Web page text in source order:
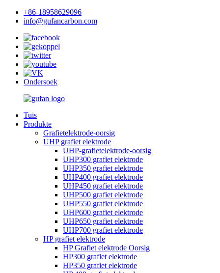
+86-18958629096
info@gufancarbon.com
Ondersoek
Tuis
Produkte
Grafietelektrode-oorsig
UHP grafiet elektrode
UHP-grafietelektrode-oorsig
UHP300 grafiet elektrode
UHP350 grafiet elektrode
UHP400 grafiet elektrode
UHP450 grafiet elektrode
UHP500 grafiet elektrode
UHP550 grafiet elektrode
UHP600 grafiet elektrode
UHP650 grafiet elektrode
UHP700 grafiet elektrode
HP grafiet elektrode
HP Grafiet elektrode Oorsig
HP300 grafiet elektrode
HP350 grafiet elektrode